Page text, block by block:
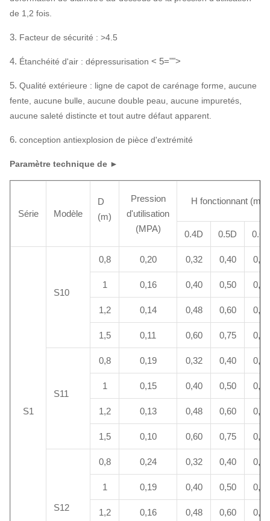
de 1,2 fois.
3. Facteur de sécurité : >4.5
4. Étanchéité d'air : dépressurisation < 5="">
5. Qualité extérieure : ligne de capot de carénage forme, aucune
fente, aucune bulle, aucune double peau, aucune impuretés,
aucune saleté distincte et tout autre défaut apparent.
6. conception antiexplosion de pièce d'extrémité
Paramètre technique de ►
Série Modèle
D
(m)
Pression
d'utilisation
(MPA)
H fonctionnant (m)
0.4D 0.5D 0.6D
S1
S10
0,8 0,20 0,32 0,40 0,48
1 0,16 0,40 0,50 0,60
1,2 0,14 0,48 0,60 0,72
1,5 0,11 0,60 0,75 0,90
S11
0,8 0,19 0,32 0,40 0,48
1 0,15 0,40 0,50 0,60
1,2 0,13 0,48 0,60 0,72
1,5 0,10 0,60 0,75 0,90
S12
0,8 0,24 0,32 0,40 0,48
1 0,19 0,40 0,50 0,60
1,2 0,16 0,48 0,60 0,72